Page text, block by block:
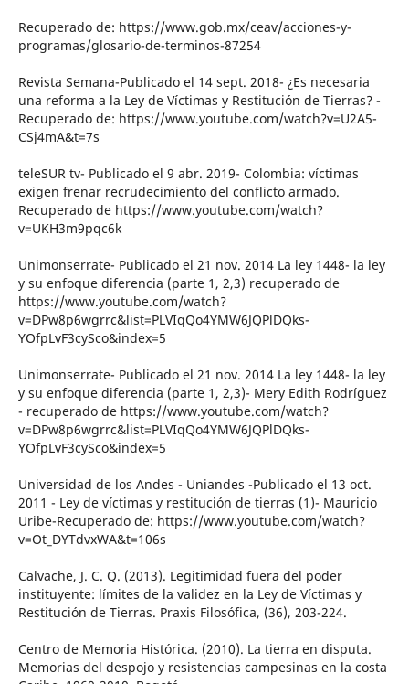
Recuperado de: https://www.gob.mx/ceav/acciones-y-
programas/glosario-de-terminos-87254
Revista Semana-Publicado el 14 sept. 2018- ¿Es necesaria
una reforma a la Ley de Víctimas y Restitución de Tierras? -
Recuperado de: https://www.youtube.com/watch?v=U2A5-
CSj4mA&t=7s
teleSUR tv- Publicado el 9 abr. 2019- Colombia: víctimas
exigen frenar recrudecimiento del conflicto armado.
Recuperado de https://www.youtube.com/watch?
v=UKH3m9pqc6k
Unimonserrate- Publicado el 21 nov. 2014 La ley 1448- la ley
y su enfoque diferencia (parte 1, 2,3) recuperado de
https://www.youtube.com/watch?
v=DPw8p6wgrrc&list=PLVIqQo4YMW6JQPlDQks-
YOfpLvF3cySco&index=5
Unimonserrate- Publicado el 21 nov. 2014 La ley 1448- la ley
y su enfoque diferencia (parte 1, 2,3)- Mery Edith Rodríguez
- recuperado de https://www.youtube.com/watch?
v=DPw8p6wgrrc&list=PLVIqQo4YMW6JQPlDQks-
YOfpLvF3cySco&index=5
Universidad de los Andes - Uniandes -Publicado el 13 oct.
2011 - Ley de víctimas y restitución de tierras (1)- Mauricio
Uribe-Recuperado de: https://www.youtube.com/watch?
v=Ot_DYTdvxWA&t=106s
Calvache, J. C. Q. (2013). Legitimidad fuera del poder
instituyente: límites de la validez en la Ley de Víctimas y
Restitución de Tierras. Praxis Filosófica, (36), 203-224.
Centro de Memoria Histórica. (2010). La tierra en disputa.
Memorias del despojo y resistencias campesinas en la costa